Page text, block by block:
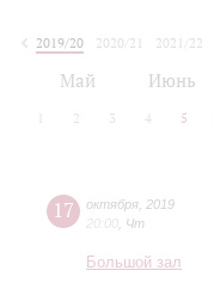
2019/20
2020/21 2021/22
Май Июнь
2 3 4 5
17 октября 2019
20:00 Чт
Большой зал